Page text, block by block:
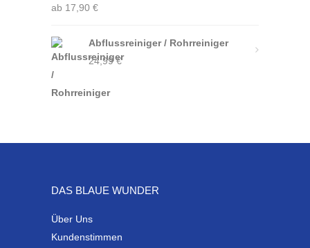
ab 17,90 €
Abflussreiniger / Rohrreiniger
24,99€
DAS BLAUE WUNDER
Über Uns
Kundenstimmen